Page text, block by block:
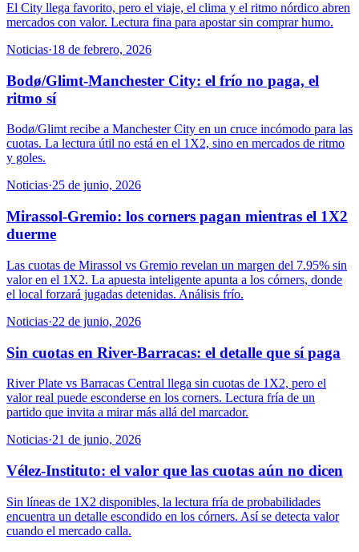
El City llega favorito, pero el viaje, el clima y el ritmo nórdico abren
mercados con valor. Lectura fina para apostar sin comprar humo.
Noticias·18 de febrero, 2026
Bodø/Glimt-Manchester City: el frío no paga, el
ritmo sí
Bodø/Glimt recibe a Manchester City en un cruce incómodo para las
cuotas. La lectura útil no está en el 1X2, sino en mercados de ritmo
y goles.
Noticias·25 de junio, 2026
Mirassol-Gremio: los corners pagan mientras el 1X2
duerme
Las cuotas de Mirassol vs Gremio revelan un margen del 7.95% sin
valor en el 1X2. La apuesta inteligente apunta a los córners, donde
el local forzará jugadas detenidas. Análisis frío.
Noticias·22 de junio, 2026
Sin cuotas en River-Barracas: el detalle que sí paga
River Plate vs Barracas Central llega sin cuotas de 1X2, pero el
valor real puede esconderse en los corners. Lectura fría de un
partido que invita a mirar más allá del marcador.
Noticias·21 de junio, 2026
Vélez-Instituto: el valor que las cuotas aún no dicen
Sin líneas de 1X2 disponibles, la lectura fría de probabilidades
encuentra un detalle escondido en los córners. Así se detecta valor
cuando el mercado calla.